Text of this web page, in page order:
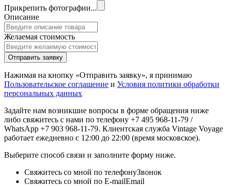
Прикрепить фотографии...
Описание
Желаемая стоимость
Отправить заявку
Нажимая на кнопку «Отправить заявку», я принимаю
Пользовательское соглашение и Условия политики обработки
персональных данных
Задайте нам возникшие вопросы в форме обращения ниже
либо свяжитесь с нами по телефону +7 495 968-11-79 /
WhatsApp +7 903 968-11-79. Клиентская служба Vintage Voyage
работает ежедневно с 12:00 до 22:00 (время московское).
Выберите способ связи и заполните форму ниже.
Свяжитесь со мной по телефонуЗвонок
Свяжитесь со мной по E-mailEmail